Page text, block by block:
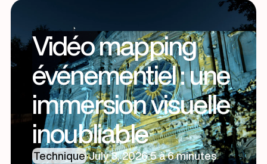
Vidéo mapping
événementiel : une
immersion visuelle
inoubliable
Technique·July 3, 2026·5 à 6 minutes